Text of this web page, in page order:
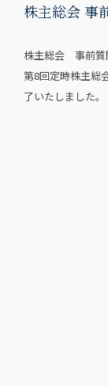
株主総会 事
株主総会 事前質
第8回定時株主総
了いたしました。